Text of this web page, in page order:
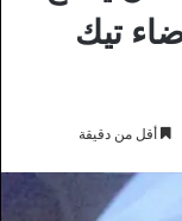
تيك
أقل من دقيقة